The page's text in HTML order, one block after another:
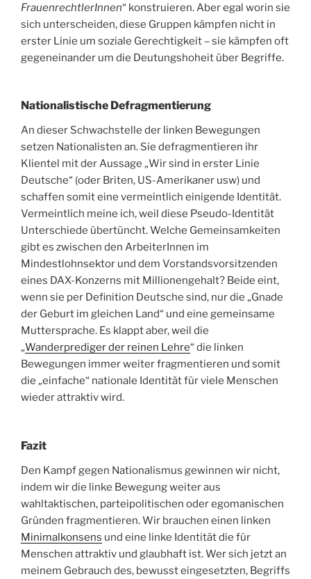
FrauenrechtlerInnen“ konstruieren. Aber egal worin sie
sich unterscheiden, diese Gruppen kämpfen nicht in
erster Linie um soziale Gerechtigkeit – sie kämpfen oft
gegeneinander um die Deutungshoheit über Begriffe.
Nationalistische Defragmentierung
An dieser Schwachstelle der linken Bewegungen
setzen Nationalisten an. Sie defragmentieren ihr
Klientel mit der Aussage „Wir sind in erster Linie
Deutsche“ (oder Briten, US-Amerikaner usw) und
schaffen somit eine vermeintlich einigende Identität.
Vermeintlich meine ich, weil diese Pseudo-Identität
Unterschiede übertüncht. Welche Gemeinsamkeiten
gibt es zwischen den ArbeiterInnen im
Mindestlohnsektor und dem Vorstandsvorsitzenden
eines DAX-Konzerns mit Millionengehalt? Beide eint,
wenn sie per Definition Deutsche sind, nur die „Gnade
der Geburt im gleichen Land“ und eine gemeinsame
Muttersprache. Es klappt aber, weil die
„Wanderprediger der reinen Lehre“ die linken
Bewegungen immer weiter fragmentieren und somit
die „einfache“ nationale Identität für viele Menschen
wieder attraktiv wird.
Fazit
Den Kampf gegen Nationalismus gewinnen wir nicht,
indem wir die linke Bewegung weiter aus
wahltaktischen, parteipolitischen oder egomanischen
Gründen fragmentieren. Wir brauchen einen linken
Minimalkonsens und eine linke Identität die für
Menschen attraktiv und glaubhaft ist. Wer sich jetzt an
meinem Gebrauch des, bewusst eingesetzten, Begriffs